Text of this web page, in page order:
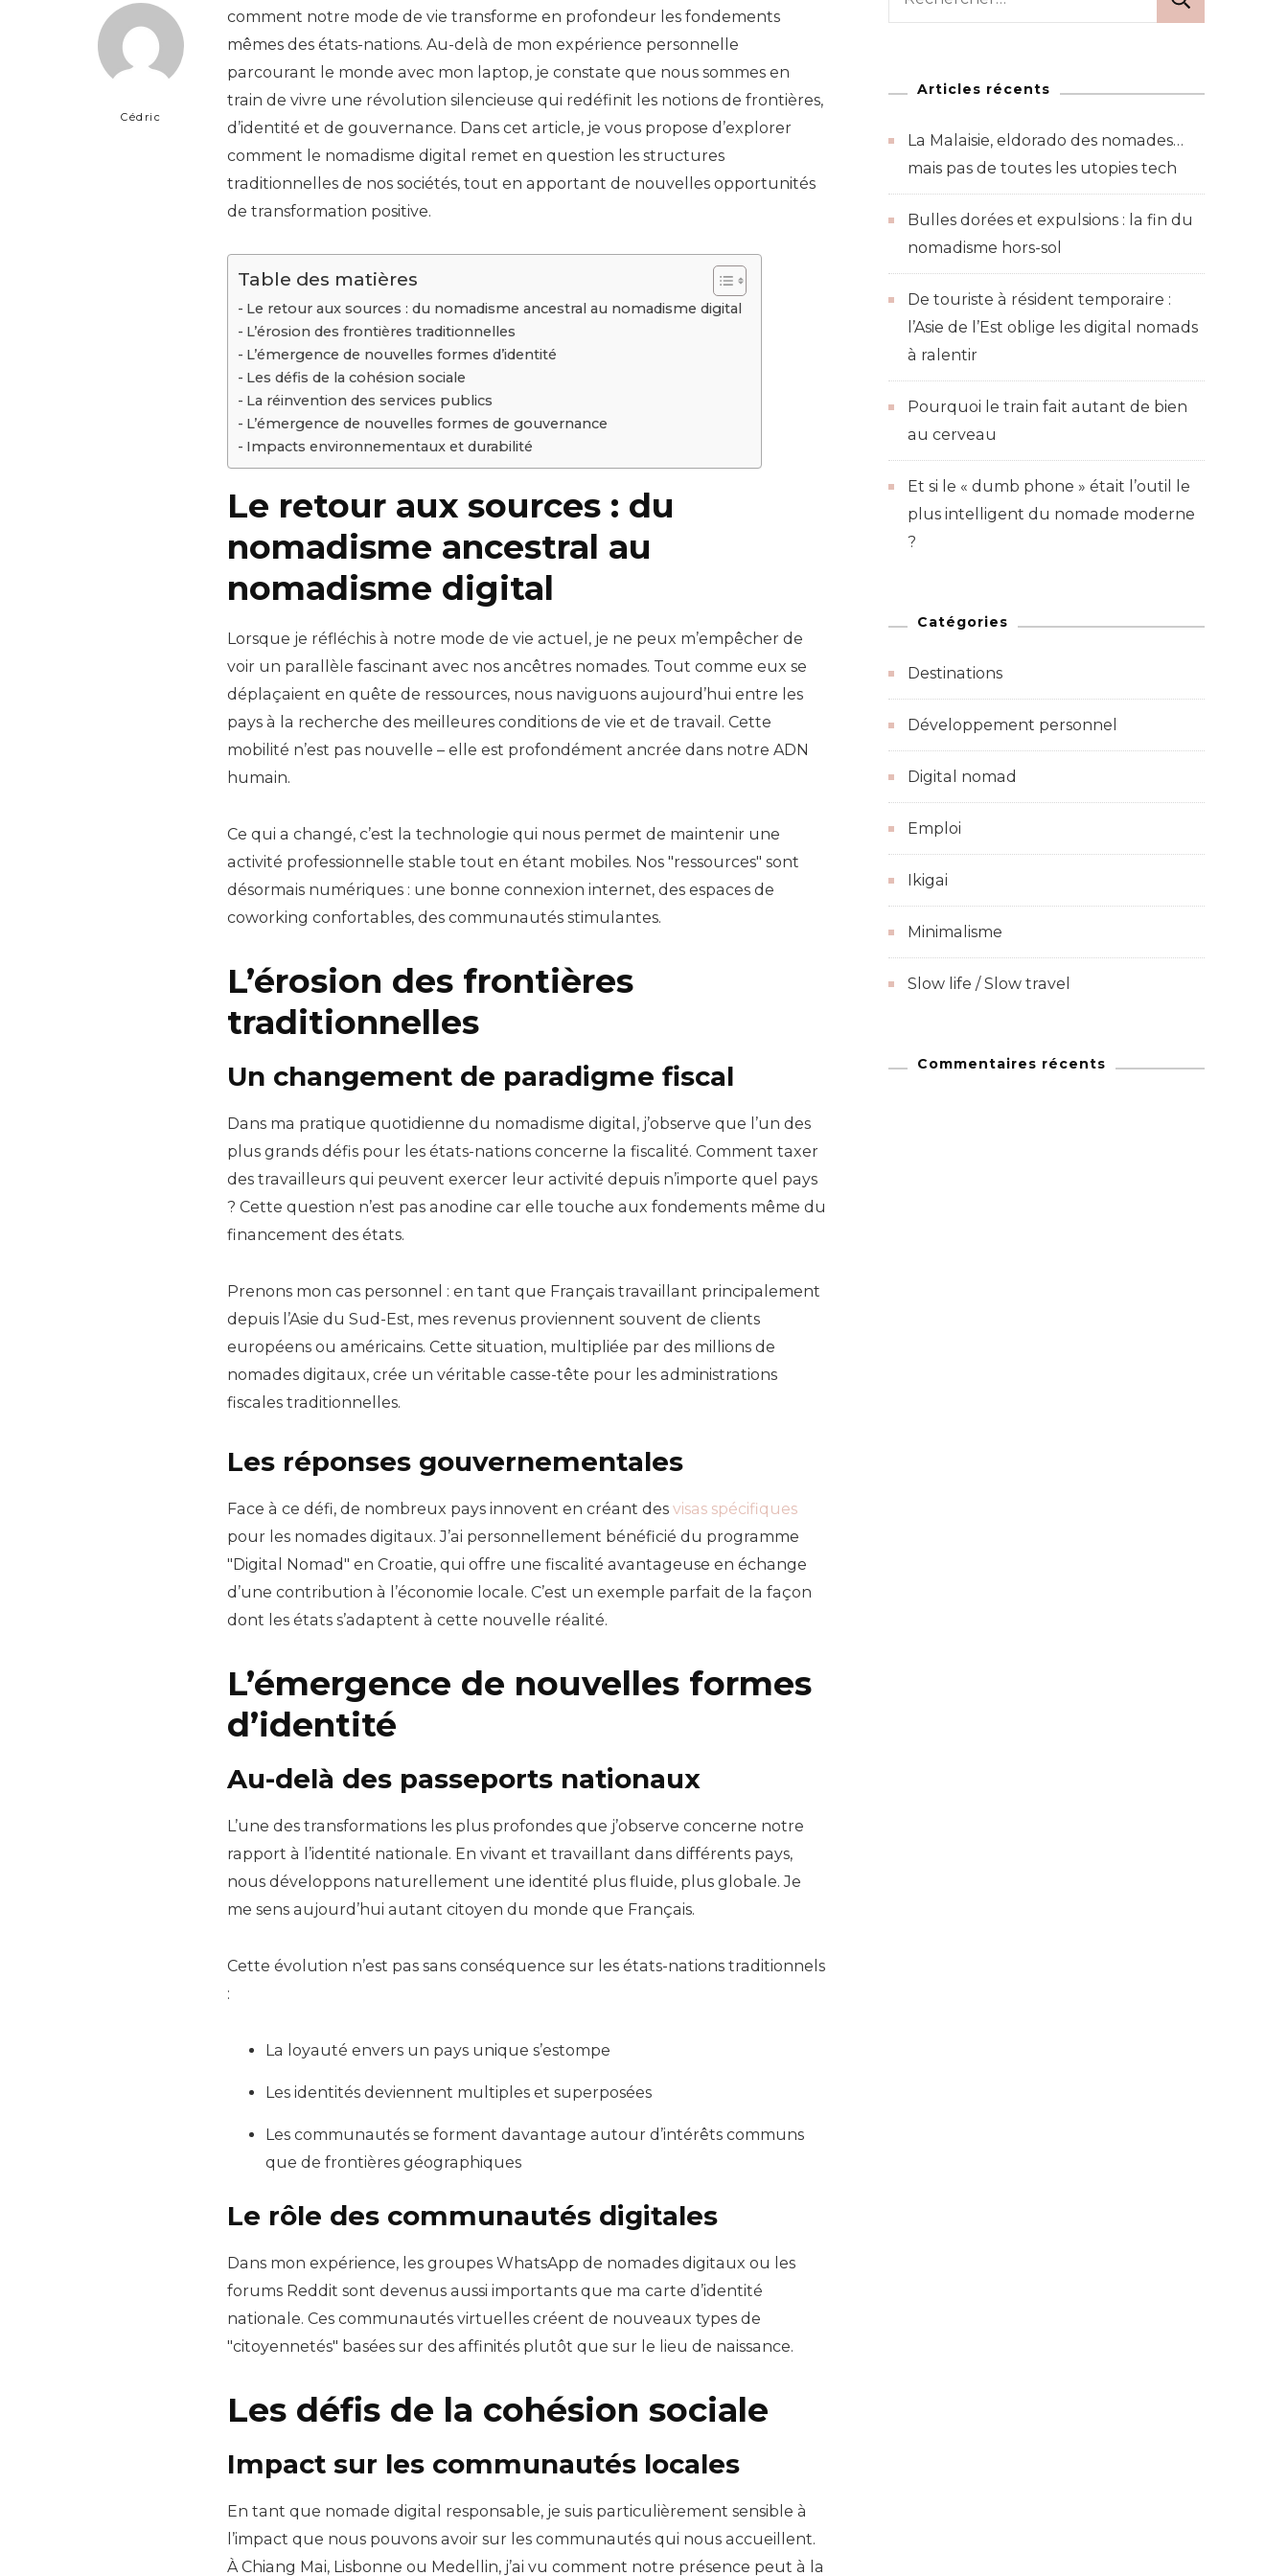
minimaliste
Cédric
comment notre mode de vie transforme en profondeur les fondements
mêmes des états-nations. Au-delà de mon expérience personnelle
parcourant le monde avec mon laptop, je constate que nous sommes en
train de vivre une révolution silencieuse qui redéfinit les notions de frontières,
d’identité et de gouvernance. Dans cet article, je vous propose d’explorer
comment le nomadisme digital remet en question les structures
traditionnelles de nos sociétés, tout en apportant de nouvelles opportunités
de transformation positive.
Table des matières
Le retour aux sources : du nomadisme ancestral au nomadisme digital
L’érosion des frontières traditionnelles
L’émergence de nouvelles formes d’identité
Les défis de la cohésion sociale
La réinvention des services publics
L’émergence de nouvelles formes de gouvernance
Impacts environnementaux et durabilité
Le retour aux sources : du
nomadisme ancestral au
nomadisme digital
Lorsque je réfléchis à notre mode de vie actuel, je ne peux m’empêcher de
voir un parallèle fascinant avec nos ancêtres nomades. Tout comme eux se
déplaçaient en quête de ressources, nous naviguons aujourd’hui entre les
pays à la recherche des meilleures conditions de vie et de travail. Cette
mobilité n’est pas nouvelle – elle est profondément ancrée dans notre ADN
humain.
Ce qui a changé, c’est la technologie qui nous permet de maintenir une
activité professionnelle stable tout en étant mobiles. Nos "ressources" sont
désormais numériques : une bonne connexion internet, des espaces de
coworking confortables, des communautés stimulantes.
L’érosion des frontières
traditionnelles
Un changement de paradigme fiscal
Dans ma pratique quotidienne du nomadisme digital, j’observe que l’un des
plus grands défis pour les états-nations concerne la fiscalité. Comment taxer
des travailleurs qui peuvent exercer leur activité depuis n’importe quel pays
? Cette question n’est pas anodine car elle touche aux fondements même du
financement des états.
Prenons mon cas personnel : en tant que Français travaillant principalement
depuis l’Asie du Sud-Est, mes revenus proviennent souvent de clients
européens ou américains. Cette situation, multipliée par des millions de
nomades digitaux, crée un véritable casse-tête pour les administrations
fiscales traditionnelles.
Les réponses gouvernementales
Face à ce défi, de nombreux pays innovent en créant des visas spécifiques
pour les nomades digitaux. J’ai personnellement bénéficié du programme
"Digital Nomad" en Croatie, qui offre une fiscalité avantageuse en échange
d’une contribution à l’économie locale. C’est un exemple parfait de la façon
dont les états s’adaptent à cette nouvelle réalité.
L’émergence de nouvelles formes
d’identité
Au-delà des passeports nationaux
L’une des transformations les plus profondes que j’observe concerne notre
rapport à l’identité nationale. En vivant et travaillant dans différents pays,
nous développons naturellement une identité plus fluide, plus globale. Je
me sens aujourd’hui autant citoyen du monde que Français.
Cette évolution n’est pas sans conséquence sur les états-nations traditionnels
:
La loyauté envers un pays unique s’estompe
Les identités deviennent multiples et superposées
Les communautés se forment davantage autour d’intérêts communs
que de frontières géographiques
Le rôle des communautés digitales
Dans mon expérience, les groupes WhatsApp de nomades digitaux ou les
forums Reddit sont devenus aussi importants que ma carte d’identité
nationale. Ces communautés virtuelles créent de nouveaux types de
"citoyennetés" basées sur des affinités plutôt que sur le lieu de naissance.
Les défis de la cohésion sociale
Impact sur les communautés locales
En tant que nomade digital responsable, je suis particulièrement sensible à
l’impact que nous pouvons avoir sur les communautés qui nous accueillent.
À Chiang Mai, Lisbonne ou Medellin, j’ai vu comment notre présence peut à la
Articles récents
La Malaisie, eldorado des nomades…
mais pas de toutes les utopies tech
Bulles dorées et expulsions : la fin du
nomadisme hors-sol
De touriste à résident temporaire :
l’Asie de l’Est oblige les digital nomads
à ralentir
Pourquoi le train fait autant de bien
au cerveau
Et si le « dumb phone » était l’outil le
plus intelligent du nomade moderne
?
Catégories
Destinations
Développement personnel
Digital nomad
Emploi
Ikigai
Minimalisme
Slow life / Slow travel
Commentaires récents